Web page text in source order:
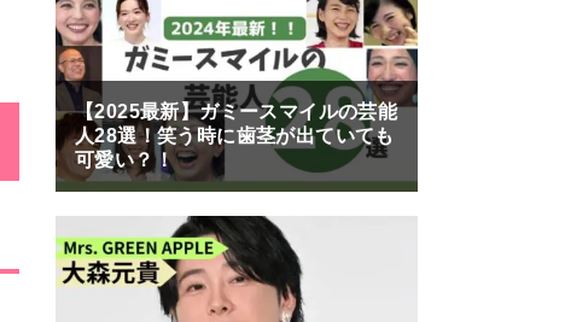
【2025最新】ガミースマイルの芸能
人28選！笑う時に歯茎が出ていても
可愛い？！